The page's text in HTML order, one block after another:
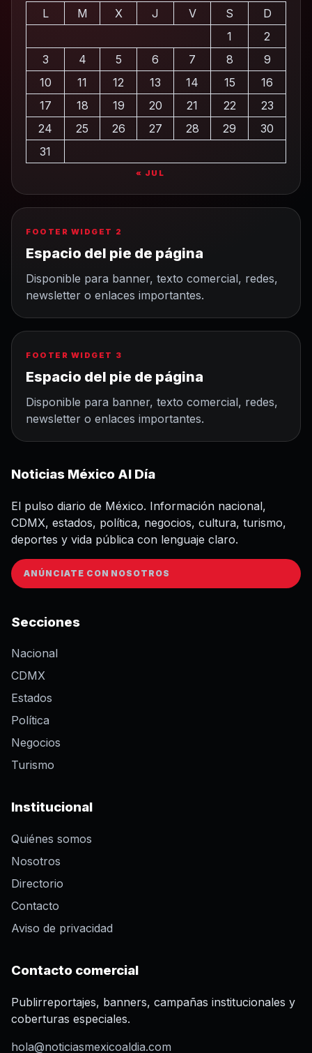
L
M X J V S
D
1
2
3
4 5 6 7 8
9
10
11 12 13 14 15
16
17
18 19 20 21 22
23
24
25 26 27 28 29
30
31
« JUL
FOOTER WIDGET 2
Espacio del pie de página
Disponible para banner, texto comercial, redes,
newsletter o enlaces importantes.
FOOTER WIDGET 3
Espacio del pie de página
Disponible para banner, texto comercial, redes,
newsletter o enlaces importantes.
Noticias México Al Día
El pulso diario de México. Información nacional,
CDMX, estados, política, negocios, cultura, turismo,
deportes y vida pública con lenguaje claro.
ANÚNCIATE CON NOSOTROS
Secciones
Nacional
CDMX
Estados
Política
Negocios
Turismo
Institucional
Quiénes somos
Nosotros
Directorio
Contacto
Aviso de privacidad
Contacto comercial
Publirreportajes, banners, campañas institucionales y
coberturas especiales.
hola@noticiasmexicoaldia.com